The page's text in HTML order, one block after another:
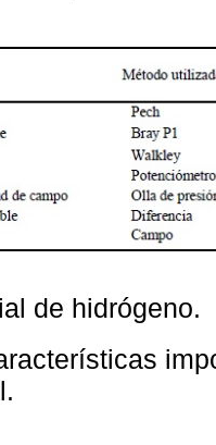
de hidrógeno.